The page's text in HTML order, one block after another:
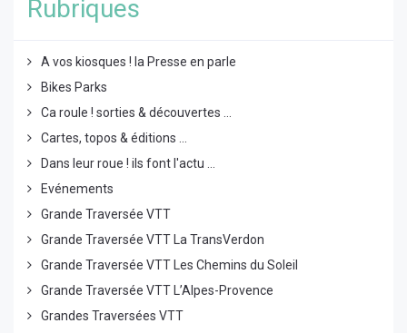
Rubriques
A vos kiosques ! la Presse en parle
Bikes Parks
Ca roule ! sorties & découvertes ...
Cartes, topos & éditions ...
Dans leur roue ! ils font l'actu ...
Evénements
Grande Traversée VTT
Grande Traversée VTT La TransVerdon
Grande Traversée VTT Les Chemins du Soleil
Grande Traversée VTT L’Alpes-Provence
Grandes Traversées VTT